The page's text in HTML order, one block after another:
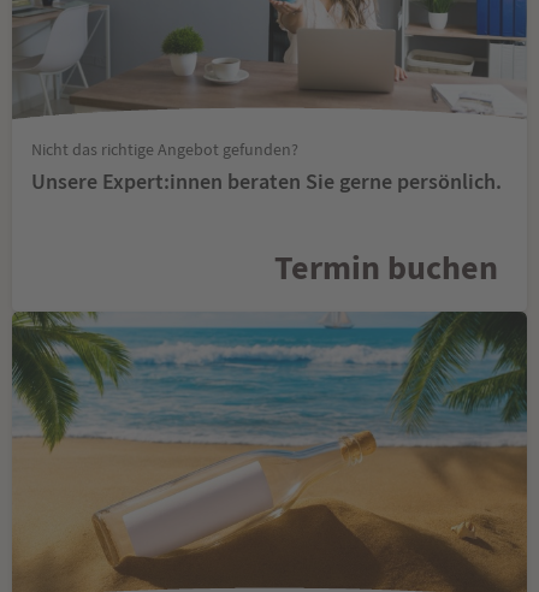
Nicht das richtige Angebot gefunden?
Unsere Expert:innen beraten Sie gerne persönlich.
Termin buchen